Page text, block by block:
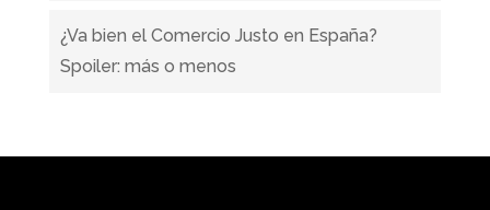
¿Va bien el Comercio Justo en España?
Spoiler: más o menos